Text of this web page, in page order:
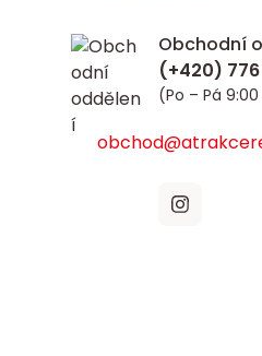
Obchodní
(Po – Pá